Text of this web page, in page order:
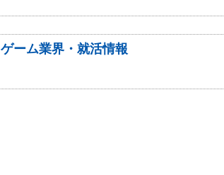
ゲーム業界・就活情報